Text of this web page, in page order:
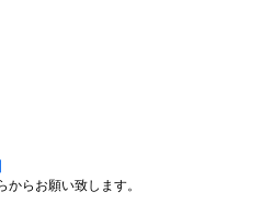
らお願い致します。